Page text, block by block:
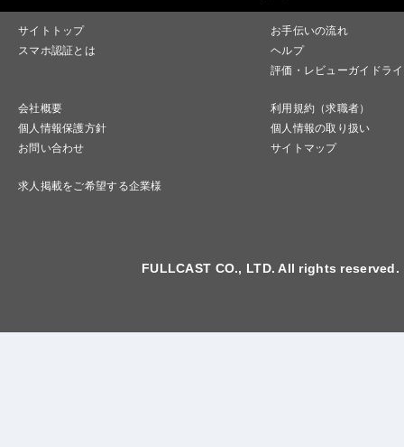
サイトトップ
お手伝いの流れ
スマホ認証とは
ヘルプ
評価・レビューガイドラ
会社概要
利用規約（求職者）
個人情報保護方針
個人情報の取り扱い
お問い合わせ
サイトマップ
求人掲載をご希望する企業様
FULLCAST CO., LTD. All rights reserved.